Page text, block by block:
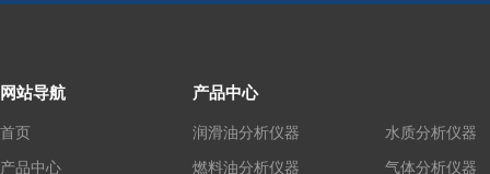
网站导航
首页
产品中心
产品中心
润滑油分析仪器
燃料油分析仪器
水质分析仪器
气体分析仪器